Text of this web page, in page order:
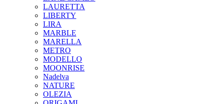
LAURETTA
LIBERTY
LIRA
MARBLE
MARELLA
METRO
MODELLO
MOONRISE
Nadelva
NATURE
OLEZIA